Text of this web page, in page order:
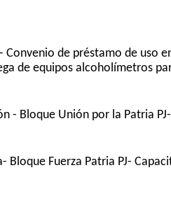
de préstamo de uso
de equipos alcoholímetros
- Bloque Unión por la Patria
Fuerza Patria PJ-